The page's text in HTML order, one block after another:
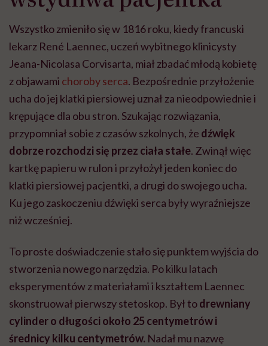
Wszystko zmieniło się w 1816 roku, kiedy francuski
lekarz René Laennec, uczeń wybitnego klinicysty
Jeana-Nicolasa Corvisarta, miał zbadać młodą kobietę
z objawami choroby serca. Bezpośrednie przyłożenie
ucha do jej klatki piersiowej uznał za nieodpowiednie i
krępujące dla obu stron. Szukając rozwiązania,
przypomniał sobie z czasów szkolnych, że dźwięk
dobrze rozchodzi się przez ciała stałe. Zwinął więc
kartkę papieru w rulon i przyłożył jeden koniec do
klatki piersiowej pacjentki, a drugi do swojego ucha.
Ku jego zaskoczeniu dźwięki serca były wyraźniejsze
niż wcześniej.
To proste doświadczenie stało się punktem wyjścia do
stworzenia nowego narzędzia. Po kilku latach
eksperymentów z materiałami i kształtem Laennec
skonstruował pierwszy stetoskop. Był todrewniany
cylinder o długości około 25 centymetrów i
średnicy kilku centymetrów. Nadał mu nazwę